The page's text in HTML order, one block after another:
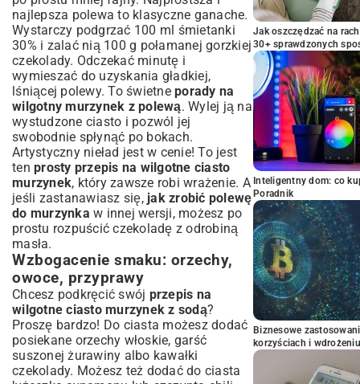
najlepsza polewa to klasyczne ganache.
Wystarczy podgrzać 100 ml śmietanki
30% i zalać nią 100 g połamanej gorzkiej
czekolady. Odczekać minutę i
wymieszać do uzyskania gładkiej,
lśniącej polewy. To świetne porady na
wilgotny murzynek z polewą. Wylej ją na
wystudzone ciasto i pozwól jej
swobodnie spłynąć po bokach.
Artystyczny nieład jest w cenie! To jest
ten prosty przepis na wilgotne ciasto
murzynek, który zawsze robi wrażenie. A
jeśli zastanawiasz się, jak zrobić polewę
do murzynka w innej wersji, możesz po
prostu rozpuścić czekoladę z odrobiną
masła.
Wzbogacenie smaku: orzechy,
owoce, przyprawy
Chcesz podkręcić swój przepis na
wilgotne ciasto murzynek z sodą?
Proszę bardzo! Do ciasta możesz dodać
posiekane orzechy włoskie, garść
suszonej żurawiny albo kawałki
czekolady. Możesz też dodać do ciasta
Jak oszczędzać na
30+ sprawdzonych
Inteligentny dom: co
Poradnik
Biznesowe
korzyściach i wdrożeniu